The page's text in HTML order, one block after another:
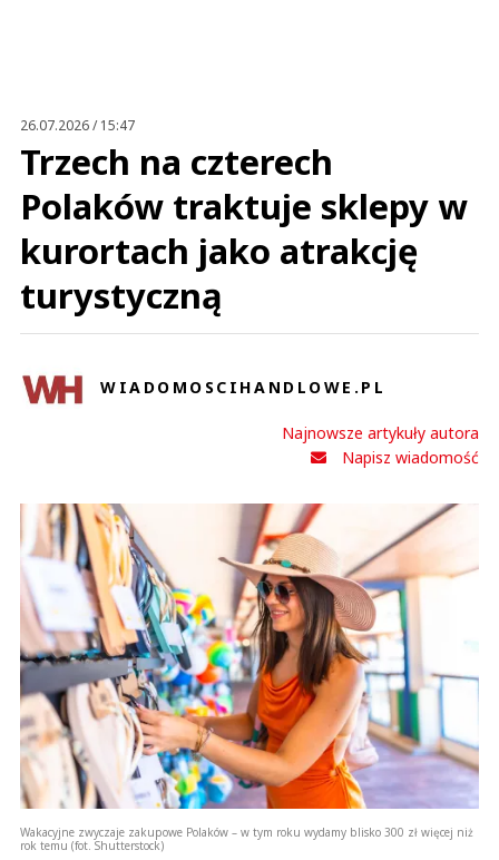
26.07.2026 / 15:47
Trzech na czterech
Polaków traktuje sklepy w
kurortach jako atrakcję
turystyczną
WIADOMOSCIHANDLOWE.PL
Najnowsze artykuły autora
Napisz wiadomość
Wakacyjne zwyczaje zakupowe Polaków – w tym roku wydamy blisko 300 zł więcej niż
rok temu (fot. Shutterstock)